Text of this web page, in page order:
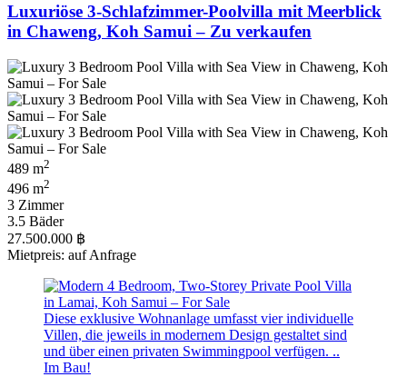
Luxuriöse 3-Schlafzimmer-Poolvilla mit Meerblick
in Chaweng, Koh Samui – Zu verkaufen
489 m2
496 m2
3 Zimmer
3.5 Bäder
27.500.000 ฿
Mietpreis: auf Anfrage
Diese exklusive Wohnanlage umfasst vier individuelle
Villen, die jeweils in modernem Design gestaltet sind
und über einen privaten Swimmingpool verfügen. ..
Im Bau!